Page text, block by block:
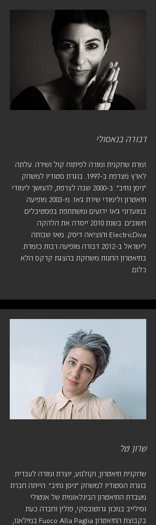
דבורה בנאסולי
זמרת שחקנית ומורה לפיתוח קול ושירה. עלתה
לארץ מצרפת ב-1997. בוגרת סטודיו למשחק
"ניסן נתיב". ב-2000 שבה לצרפת, להמשך לימודי
תיאטרון ולימודי שירת ג'אז. מ-2003 מופיעה
במועדוני ג'אז ידועים ומשתתפת בפסטיבלים
חשובים. בשנת 2010 ייסדה את הלהקה
ElectricDiva והוציאה דיסק. מאז שבותה
לישראל ב-2012 דבורה מופיעה רבות כזמרת.
בתיאטרון החנות משחקת בהצגת קרקס הלא
כלום.
שרון טל
שחקנית תיאטרון, וקולנוע, יוצרת ומורה לעברית.
בוגרת הסטודיו למשחק "ניסן נתיב". הייתה חברת
מעבדת התיאטרון הבינלאומית של אנטולי
וסילייב במכון גרוטובסקי, פולין וחברה כעת
בקבוצת התיאטרון Fuoco Alla Paglia במילאנו,